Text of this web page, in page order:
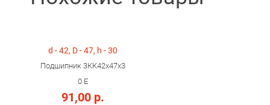
d - 42, D - 47, h - 30
Подшипник 3КК42х47х3
0 Е
91,00 р.